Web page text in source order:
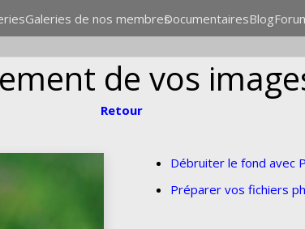
Galeries de nos membresDocumentairesBlog
de vos
Retour
Débruiter le fond avec
Préparer vos fichiers